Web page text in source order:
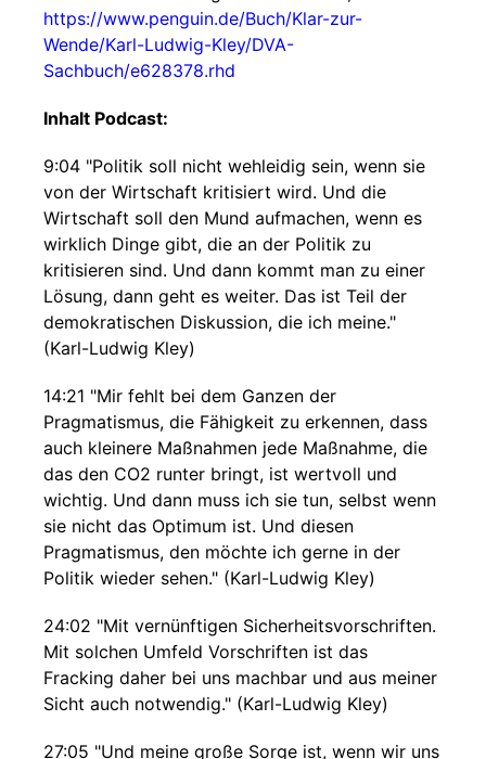
https://www.penguin.de/Buch/Klar-zur-
Wende/Karl-Ludwig-Kley/DVA-
Sachbuch/e628378.rhd
Inhalt Podcast:
9:04 "Politik soll nicht wehleidig sein, wenn sie
von der Wirtschaft kritisiert wird. Und die
Wirtschaft soll den Mund aufmachen, wenn es
wirklich Dinge gibt, die an der Politik zu
kritisieren sind. Und dann kommt man zu einer
Lösung, dann geht es weiter. Das ist Teil der
demokratischen Diskussion, die ich meine."
(Karl-Ludwig Kley)
14:21 "Mir fehlt bei dem Ganzen der
Pragmatismus, die Fähigkeit zu erkennen, dass
auch kleinere Maßnahmen jede Maßnahme, die
das den CO2 runter bringt, ist wertvoll und
wichtig. Und dann muss ich sie tun, selbst wenn
sie nicht das Optimum ist. Und diesen
Pragmatismus, den möchte ich gerne in der
Politik wieder sehen." (Karl-Ludwig Kley)
24:02 "Mit vernünftigen Sicherheitsvorschriften.
Mit solchen Umfeld Vorschriften ist das
Fracking daher bei uns machbar und aus meiner
Sicht auch notwendig." (Karl-Ludwig Kley)
27:05 "Und meine große Sorge ist, wenn wir uns